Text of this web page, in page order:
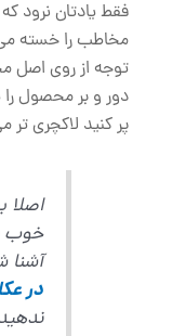
فقط یادتان نرود
مخاطب را خسته می
توجه از روی اصل
دور و بر محصول
پر کنید لاکچری تر
اصلا
خوب
آشنا
در